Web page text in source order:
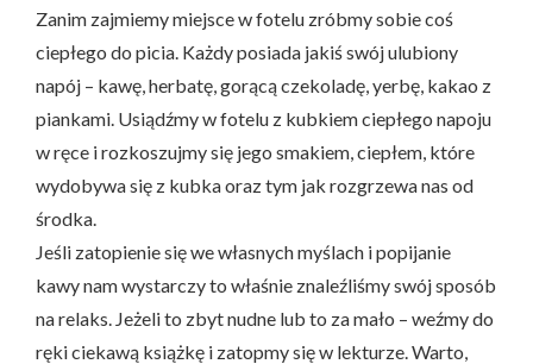
Zanim zajmiemy miejsce w fotelu zróbmy sobie coś
ciepłego do picia. Każdy posiada jakiś swój ulubiony
napój – kawę, herbatę, gorącą czekoladę, yerbę, kakao z
piankami. Usiądźmy w fotelu z kubkiem ciepłego napoju
w ręce i rozkoszujmy się jego smakiem, ciepłem, które
wydobywa się z kubka oraz tym jak rozgrzewa nas od
środka.
Jeśli zatopienie się we własnych myślach i popijanie
kawy nam wystarczy to właśnie znaleźliśmy swój sposób
na relaks. Jeżeli to zbyt nudne lub to za mało – weźmy do
ręki ciekawą książkę i zatopmy się w lekturze. Warto,